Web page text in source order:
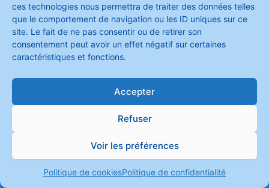
ces technologies nous permettra de traiter des données telles
que le comportement de navigation ou les ID uniques sur ce
site. Le fait de ne pas consentir ou de retirer son
consentement peut avoir un effet négatif sur certaines
caractéristiques et fonctions.
Accepter
Refuser
Voir les préférences
Politique de cookiesPolitique de confidentialité
Copyright © 2026 Soeurs de Saint Joseph de l'Apparition